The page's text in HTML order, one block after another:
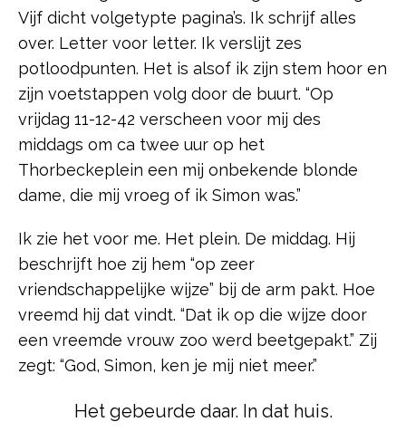
Vijf dicht volgetypte pagina’s. Ik schrijf alles
over. Letter voor letter. Ik verslijt zes
potloodpunten. Het is alsof ik zijn stem hoor en
zijn voetstappen volg door de buurt. “Op
vrijdag 11-12-42 verscheen voor mij des
middags om ca twee uur op het
Thorbeckeplein een mij onbekende blonde
dame, die mij vroeg of ik Simon was.”
Ik zie het voor me. Het plein. De middag. Hij
beschrijft hoe zij hem “op zeer
vriendschappelijke wijze” bij de arm pakt. Hoe
vreemd hij dat vindt. “Dat ik op die wijze door
een vreemde vrouw zoo werd beetgepakt.” Zij
zegt: “God, Simon, ken je mij niet meer.”
Het gebeurde daar. In dat huis.